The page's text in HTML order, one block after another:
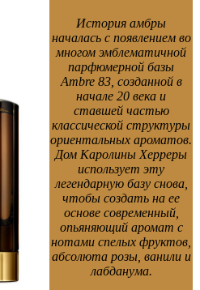
История амбры
началась с появлением во
многом эмблематичной
парфюмерной базы
Ambre 83, созданной в
начале 20 века и
ставшей частью
классической структуры
ориентальных ароматов.
Дом Каролины Херреры
использует эту
легендарную базу снова,
чтобы создать на ее
основе современный,
опьяняющий аромат с
нотами спелых фруктов,
абсолюта розы, ванили и
лабданума.